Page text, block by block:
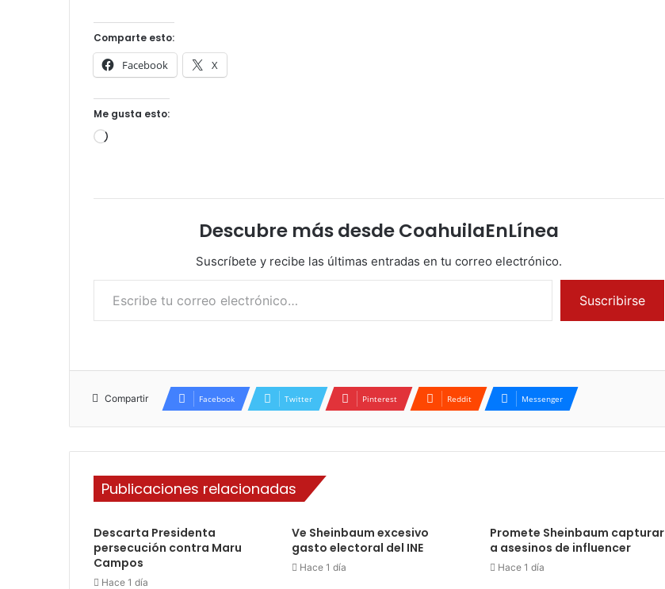
Comparte esto:
Facebook X
Me gusta esto:
Cargando...
Descubre más desde CoahuilaEnLínea
Suscríbete y recibe las últimas entradas en tu correo electrónico.
Escribe tu correo electrónico…
Suscribirse
Compartir Facebook Twitter Pinterest Reddit Messenger
Publicaciones relacionadas
Descarta Presidenta
persecución contra Maru
Campos
Hace 1 día
Ve Sheinbaum excesivo
gasto electoral del INE
Hace 1 día
Promete Sheinbaum capturar
a asesinos de influencer
Hace 1 día